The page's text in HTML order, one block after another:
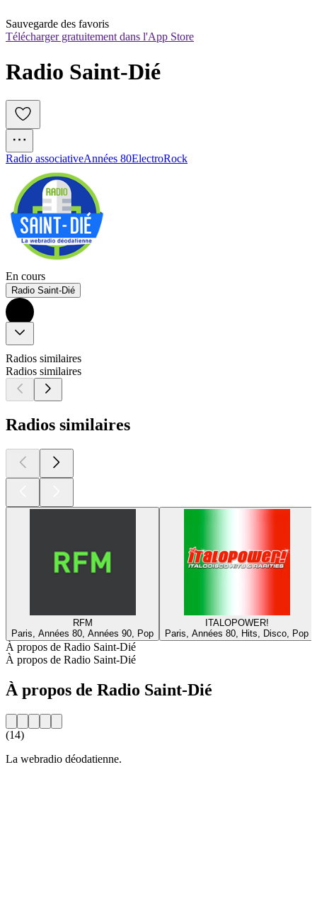
Sauvegarde des favoris
Télécharger gratuitement dans l'App Store
Radio Saint-Dié
Radio associativeAnnées 80ElectroRock
En cours
Radio Saint-Dié
Radios similaires
Radios similaires
Radios similaires
RFM
Paris, Années 80, Années 90, Pop
ITALOPOWER!
Paris, Années 80, Hits, Disco, Pop
À propos de Radio Saint-Dié
À propos de Radio Saint-Dié
À propos de Radio Saint-Dié
(14)
La webradio déodatienne.